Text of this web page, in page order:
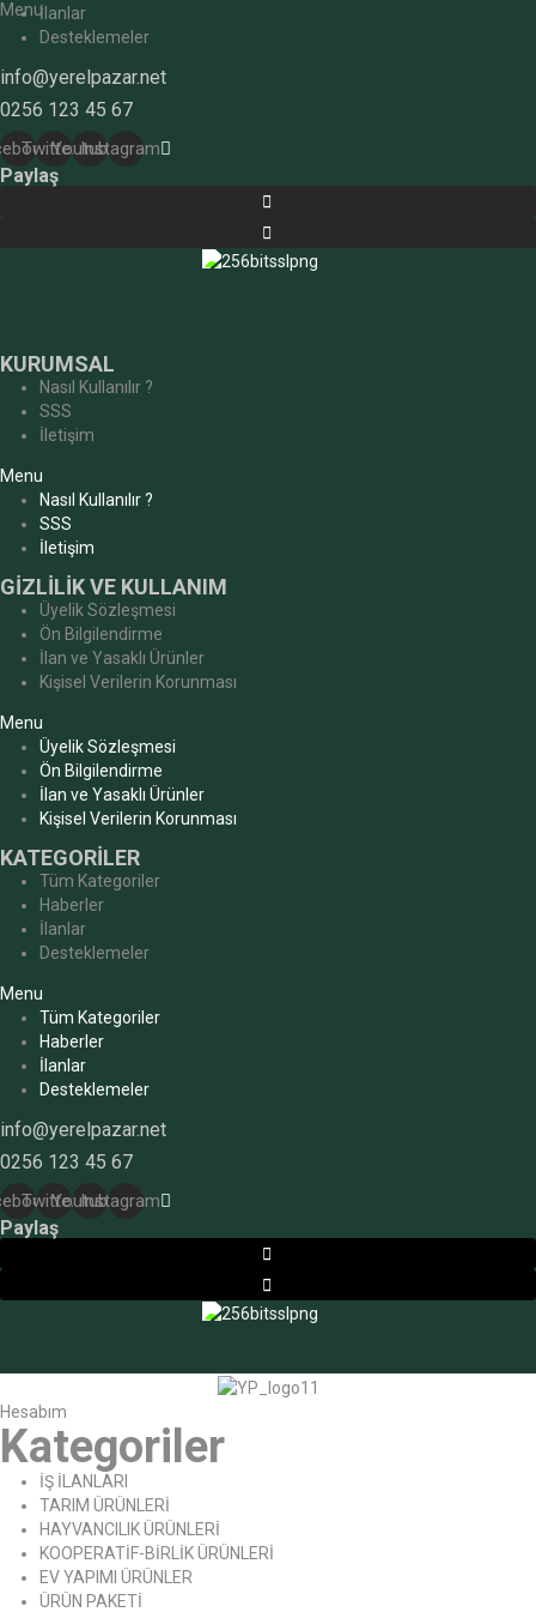
Menuİlanlar
Desteklemeler
info@yerelpazar.net
0256 123 45 67
TwitterYoutube
Instagram
Paylaş
KURUMSAL
Nasıl Kullanılır ?
SSS
İletişim
Menu
Nasıl Kullanılır ?
SSS
İletişim
GİZLİLİK VE KULLANIM
Üyelik Sözleşmesi
Ön Bilgilendirme
İlan ve Yasaklı Ürünler
Kişisel Verilerin Korunması
Menu
Üyelik Sözleşmesi
Ön Bilgilendirme
İlan ve Yasaklı Ürünler
Kişisel Verilerin Korunması
KATEGORİLER
Tüm Kategoriler
Haberler
İlanlar
Desteklemeler
Menu
Tüm Kategoriler
Haberler
İlanlar
Desteklemeler
info@yerelpazar.net
0256 123 45 67
TwitterYoutube
Instagram
Paylaş
Hesabım
Kategoriler
İŞ İLANLARI
TARIM ÜRÜNLERİ
HAYVANCILIK ÜRÜNLERİ
KOOPERATİF-BİRLİK ÜRÜNLERİ
EV YAPIMI ÜRÜNLER
ÜRÜN PAKETİ